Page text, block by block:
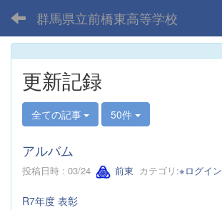
群馬県立前橋東高等学校
更新記録
全ての記事 50件
アルバム
投稿日時 : 03/24 前東 カテゴリ:※ログイン
R7年度 表彰